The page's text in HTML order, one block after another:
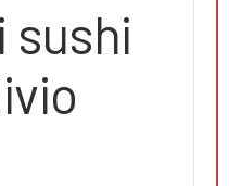
sushi